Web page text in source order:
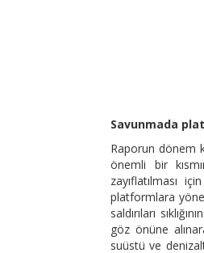
Savunmada
Raporun dönem
önemli bir
zayıflatılması
platformlara
saldırıları
göz önüne
suüstü ve